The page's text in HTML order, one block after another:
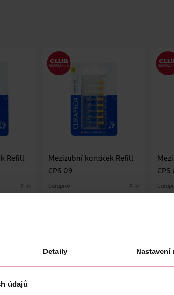
Detaily Nastavení
údajů
Refill
8 ks
Mezizubní kartáček Refill
CPS 09
Curaprox 8 ks
CPS